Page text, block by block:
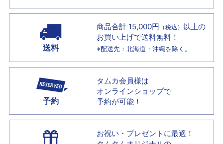
送料
商品合計 15,000円 （税込） 以上の
お買い上げで送料無料！
※配送先：北海道・沖縄を除く。
予約
タムカ会員様は
オンラインショップで
予約が可能！
お祝い・プレゼントに最適！